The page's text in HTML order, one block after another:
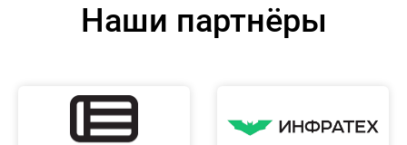
Наши партнёры